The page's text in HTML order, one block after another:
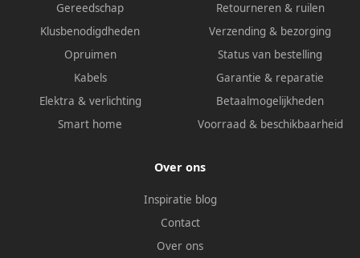
Gereedschap
Klusbenodigdheden
Opruimen
Kabels
Elektra & verlichting
Smart home
Retourneren & ruilen
Verzending & bezorging
Status van bestelling
Garantie & reparatie
Betaalmogelijkheden
Voorraad & beschikbaarheid
Over ons
Inspiratie blog
Contact
Over ons